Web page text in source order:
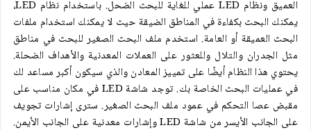
العميق ونظام LED عملي للغاية للبحث الضحل. باستخدام نظام LED،
يمكنك البحث بكفاءة في المناطق الضيقة حيث لا يمكنك استخدام ملفات
البحث العميقة أو العامة. استخدم ملف البحث الصغير للبحث في مناطق
مثل الجدران والتلال وللعثور على العملات المعدنية والأهداف الضحلة.
يحتوي هذا النظام أيضًا على تمييز المعادن والذي سيكون أكبر مساعد لك
في عمليات البحث الخاصة بك. توجد شاشة LED في مكان مناسب على
مقبض عصا التحكم في عمود ملف البحث الصغير. سترى إشارات تجويف
على الجانب الأيسر من شاشة LED وإشارات معدنية على الجانب الأيمن.